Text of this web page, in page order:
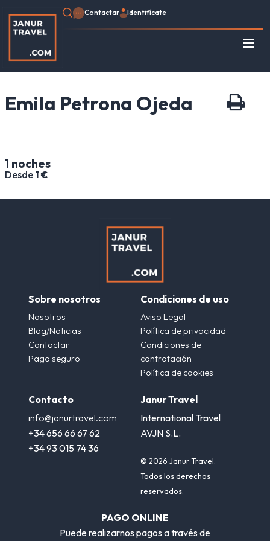
Contactar Identifícate
Inicio
Emila Petrona Ojeda
1 noches
Desde 1 €
Sobre nosotros
Nosotros
Blog/Noticias
Contactar
Pago seguro
Condiciones de uso
Aviso Legal
Política de privacidad
Condiciones de
contratación
Política de cookies
Contacto
info@janurtravel.com
+34 656 66 67 62
+34 93 015 74 36
Janur Travel
International Travel
AVJN S.L.
© 2026 Janur Travel.
Todos los derechos
reservados.
PAGO ONLINE
Puede realizarnos pagos a través de